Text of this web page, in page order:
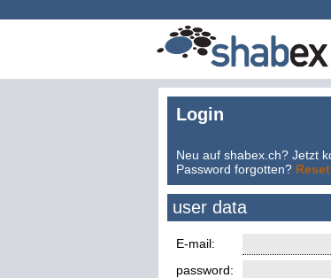
Login
Neu auf shabex.ch? Jetzt
Password forgotten? Reset
user data
E-mail:
password: